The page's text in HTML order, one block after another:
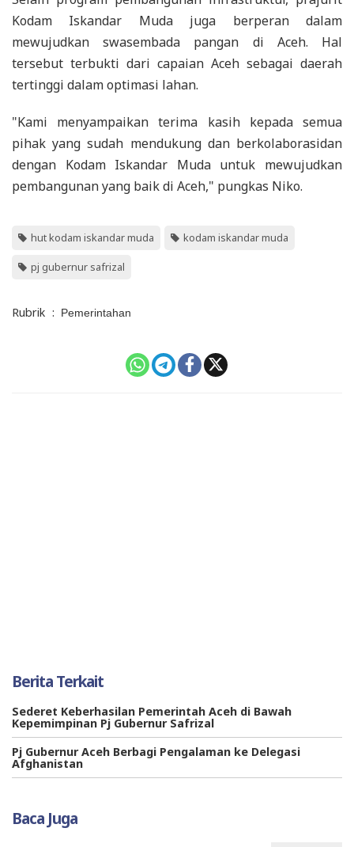
Kodam Iskandar Muda juga berperan dalam
mewujudkan swasembada pangan di Aceh. Hal
tersebut terbukti dari capaian Aceh sebagai daerah
tertinggi dalam optimasi lahan.
"Kami menyampaikan terima kasih kepada semua
pihak yang sudah mendukung dan berkolaborasidan
dengan Kodam Iskandar Muda untuk mewujudkan
pembangunan yang baik di Aceh," pungkas Niko.
hut kodam iskandar muda kodam iskandar muda
pj gubernur safrizal
Rubrik : Pemerintahan
Berita Terkait
Sederet Keberhasilan Pemerintah Aceh di Bawah
Kepemimpinan Pj Gubernur Safrizal
Pj Gubernur Aceh Berbagi Pengalaman ke Delegasi
Afghanistan
Baca Juga